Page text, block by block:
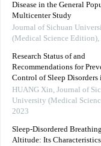
Disease in the General
Multicenter Study
Journal of Sichuan
(Medical Science Edition),
Research Status of and
Recommendations for
Control of Sleep Disorders
HUANG Xin, Journal of
University (Medical
2023
Sleep-Disordered
Altitude: Its